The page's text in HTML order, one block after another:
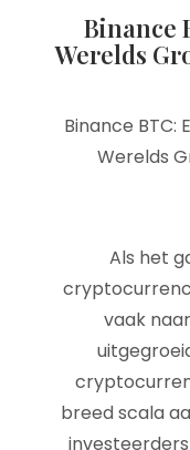
Binance
Werelds
Binance BTC:
Werelds
Als het
vaak
breed scala